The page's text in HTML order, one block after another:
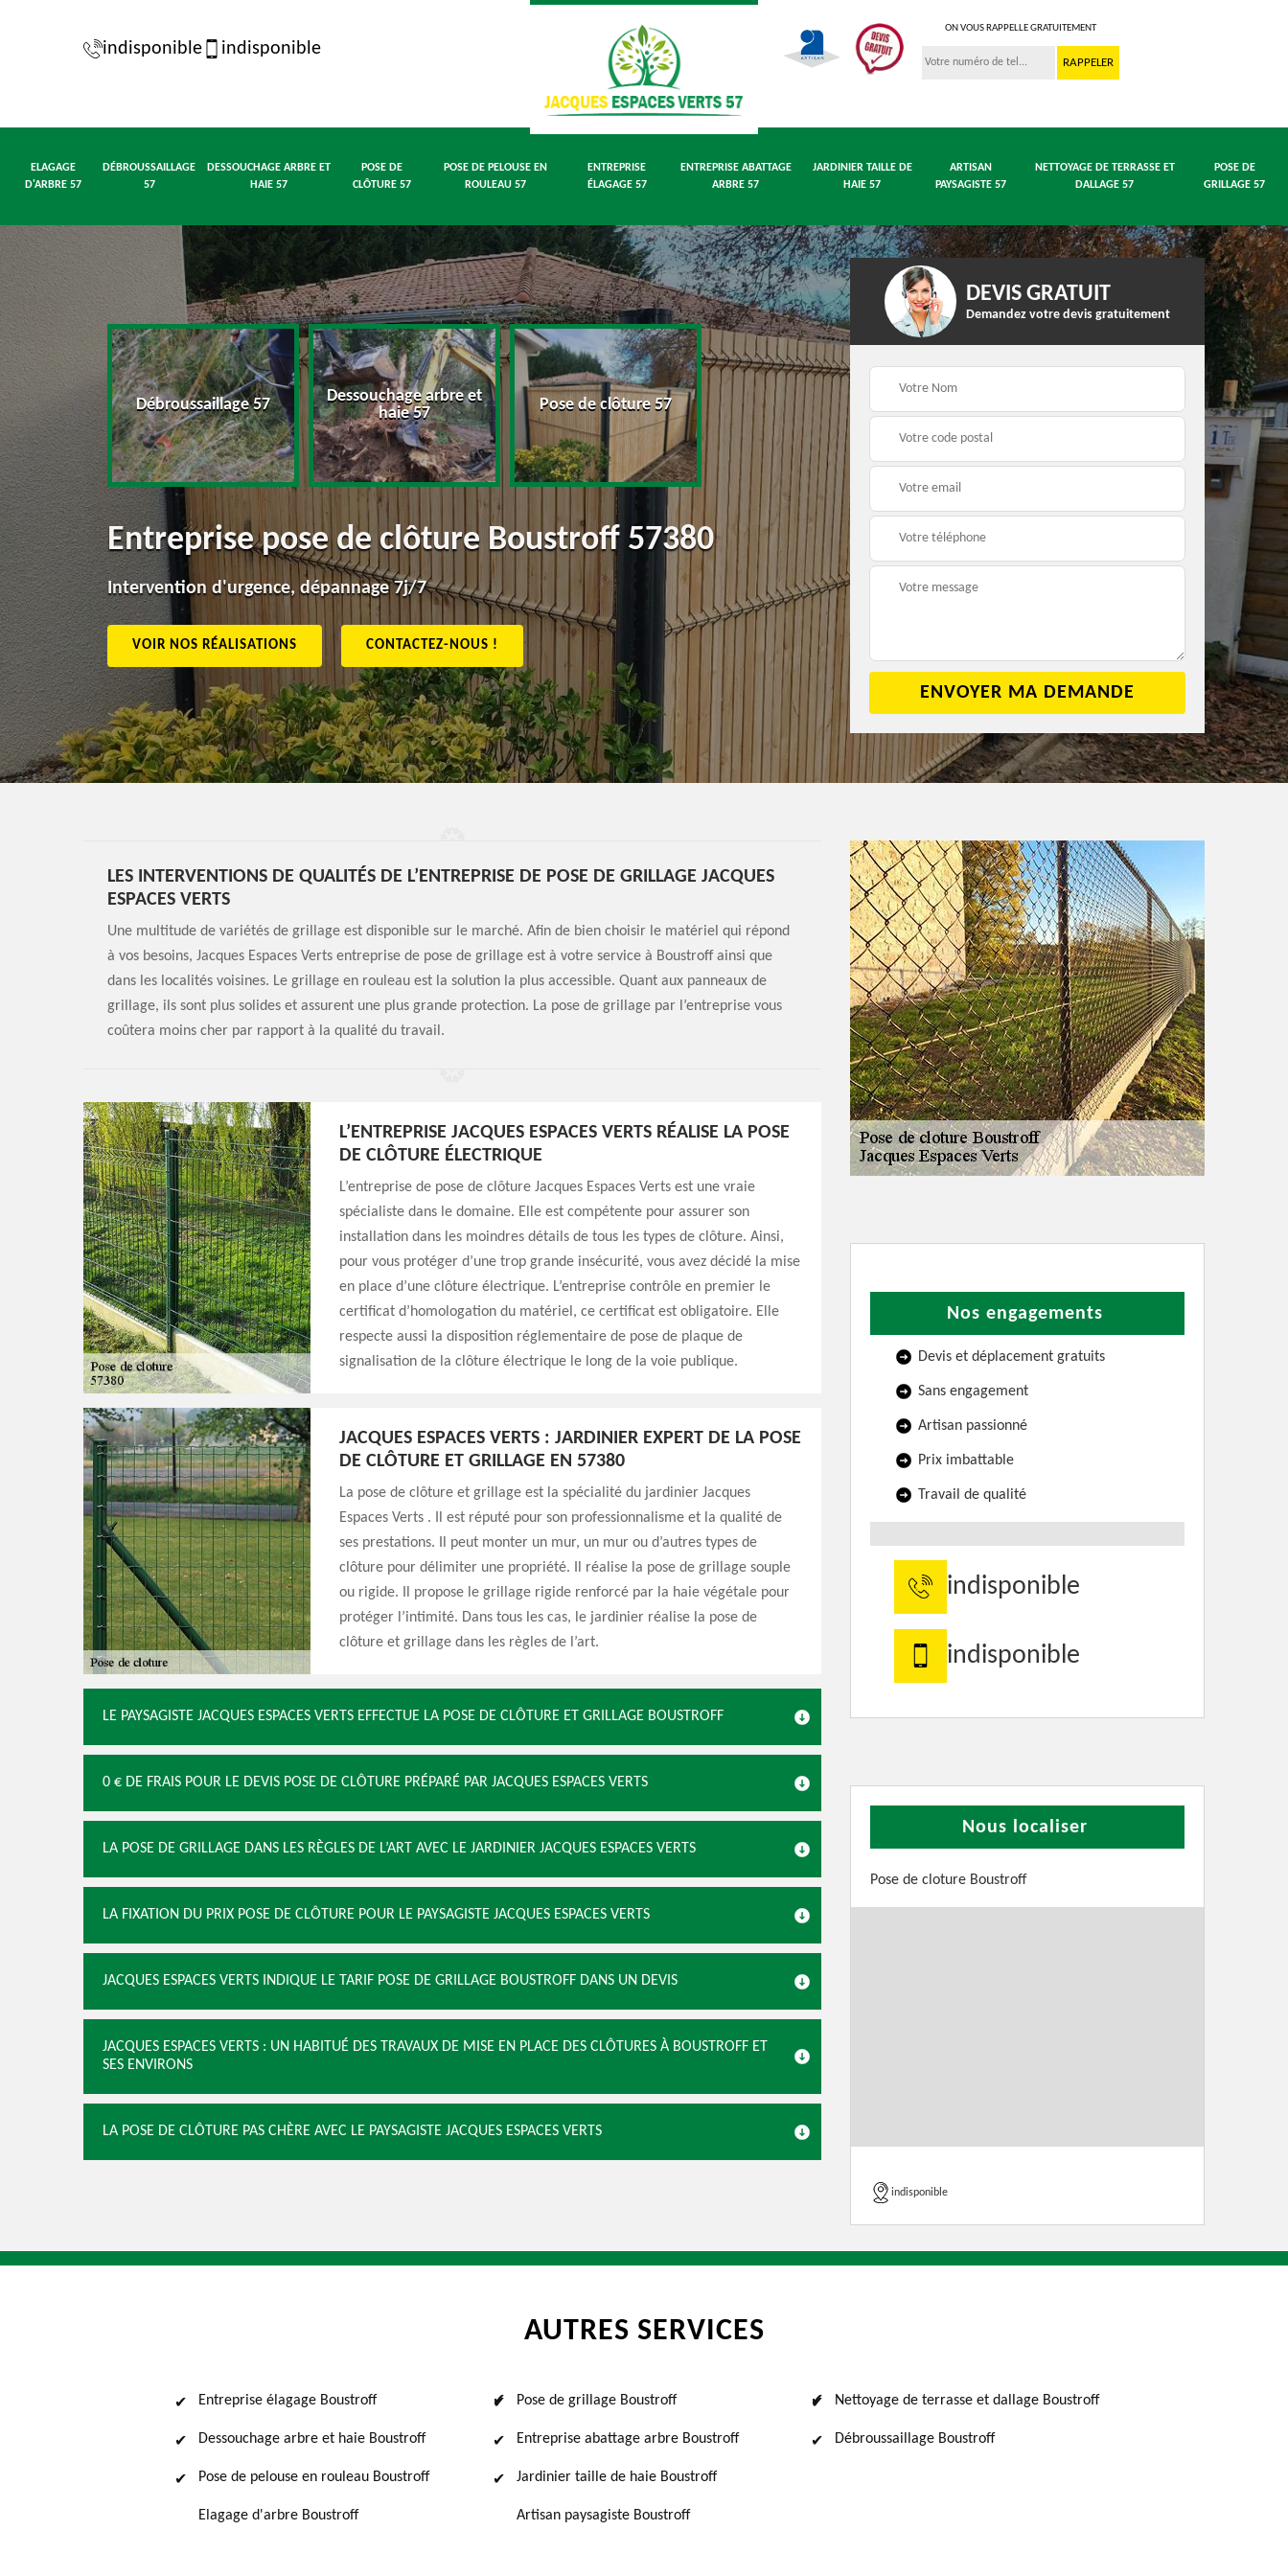
indisponible indisponible
ON VOUS RAPPELLE GRATUITEMENT
ELAGAGE
D'ARBRE 57
DÉBROUSSAILLAGE
57
DESSOUCHAGE ARBRE ET
HAIE 57
POSE DE
CLÔTURE 57
POSE DE PELOUSE EN
ROULEAU 57
ENTREPRISE
ÉLAGAGE 57
ENTREPRISE ABATTAGE
ARBRE 57
JARDINIER TAILLE DE
HAIE 57
ARTISAN
PAYSAGISTE 57
NETTOYAGE DE TERRASSE ET
DALLAGE 57
POSE DE
GRILLAGE 57
57 Débroussaillage 57
Dessouchage arbre et
haie 57
Pose de clôture 57
Pose de pelouse en
rouleau 57
Entreprise abattage
arbre 57
Entreprise pose de clôture Boustroff 57380
Intervention d'urgence, dépannage 7j/7
VOIR NOS RÉALISATIONS CONTACTEZ-NOUS !
DEVIS GRATUIT
Demandez votre devis gratuitement
LES INTERVENTIONS DE QUALITÉS DE L’ENTREPRISE DE POSE DE GRILLAGE JACQUES
ESPACES VERTS
Une multitude de variétés de grillage est disponible sur le marché. Afin de bien choisir le matériel qui répond
à vos besoins, Jacques Espaces Verts entreprise de pose de grillage est à votre service à Boustroff ainsi que
dans les localités voisines. Le grillage en rouleau est la solution la plus accessible. Quant aux panneaux de
grillage, ils sont plus solides et assurent une plus grande protection. La pose de grillage par l’entreprise vous
coûtera moins cher par rapport à la qualité du travail.
L’ENTREPRISE JACQUES ESPACES VERTS RÉALISE LA POSE
DE CLÔTURE ÉLECTRIQUE
L’entreprise de pose de clôture Jacques Espaces Verts est une vraie
spécialiste dans le domaine. Elle est compétente pour assurer son
installation dans les moindres détails de tous les types de clôture. Ainsi,
pour vous protéger d’une trop grande insécurité, vous avez décidé la mise
en place d’une clôture électrique. L’entreprise contrôle en premier le
certificat d’homologation du matériel, ce certificat est obligatoire. Elle
respecte aussi la disposition réglementaire de pose de plaque de
signalisation de la clôture électrique le long de la voie publique.
JACQUES ESPACES VERTS : JARDINIER EXPERT DE LA POSE
DE CLÔTURE ET GRILLAGE EN 57380
La pose de clôture et grillage est la spécialité du jardinier Jacques
Espaces Verts . Il est réputé pour son professionnalisme et la qualité de
ses prestations. Il peut monter un mur, un mur ou d’autres types de
clôture pour délimiter une propriété. Il réalise la pose de grillage souple
ou rigide. Il propose le grillage rigide renforcé par la haie végétale pour
protéger l’intimité. Dans tous les cas, le jardinier réalise la pose de
clôture et grillage dans les règles de l’art.
LE PAYSAGISTE JACQUES ESPACES VERTS EFFECTUE LA POSE DE CLÔTURE ET GRILLAGE BOUSTROFF
0 € DE FRAIS POUR LE DEVIS POSE DE CLÔTURE PRÉPARÉ PAR JACQUES ESPACES VERTS
LA POSE DE GRILLAGE DANS LES RÈGLES DE L’ART AVEC LE JARDINIER JACQUES ESPACES VERTS
LA FIXATION DU PRIX POSE DE CLÔTURE POUR LE PAYSAGISTE JACQUES ESPACES VERTS
JACQUES ESPACES VERTS INDIQUE LE TARIF POSE DE GRILLAGE BOUSTROFF DANS UN DEVIS
JACQUES ESPACES VERTS : UN HABITUÉ DES TRAVAUX DE MISE EN PLACE DES CLÔTURES À BOUSTROFF ET
SES ENVIRONS
LA POSE DE CLÔTURE PAS CHÈRE AVEC LE PAYSAGISTE JACQUES ESPACES VERTS
Nos engagements
Devis et déplacement gratuits
Sans engagement
Artisan passionné
Prix imbattable
Travail de qualité
indisponible
indisponible
Nous localiser
Pose de cloture Boustroff
indisponible
AUTRES SERVICES
Entreprise élagage Boustroff
Dessouchage arbre et haie Boustroff
Pose de pelouse en rouleau Boustroff
Elagage d'arbre Boustroff
Pose de grillage Boustroff
Entreprise abattage arbre Boustroff
Jardinier taille de haie Boustroff
Artisan paysagiste Boustroff
Nettoyage de terrasse et dallage Boustroff
Débroussaillage Boustroff